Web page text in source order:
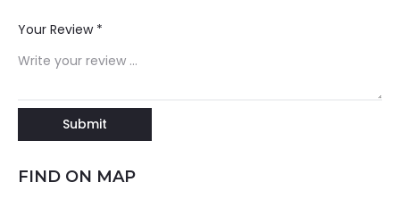
Your Review *
FIND ON MAP